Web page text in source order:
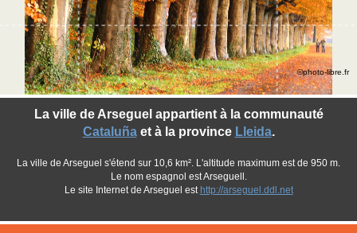
La ville de Arseguel appartient à la communauté
Cataluñaet à la province Lleida.
La ville de Arseguel s'étend sur 10,6 km². L'altitude maximum est de 950 m.
Le nom espagnol est Arseguell.
Le site Internet de Arseguel est http://arseguel.ddl.net
©photo-libre.fr